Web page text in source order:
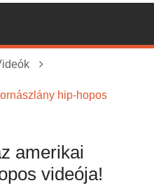
hip-hopos
amerikai
videója!